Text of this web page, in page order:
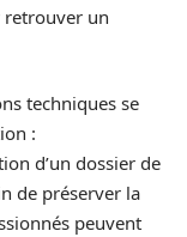
retrouver un
techniques se
:
d’un dossier de
de préserver la
peuvent